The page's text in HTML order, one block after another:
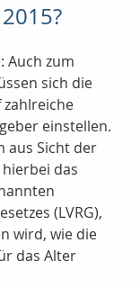
Auch zum
sich die
einstellen.
aus Sicht der
das
(LVRG),
wird, wie die
das Alter